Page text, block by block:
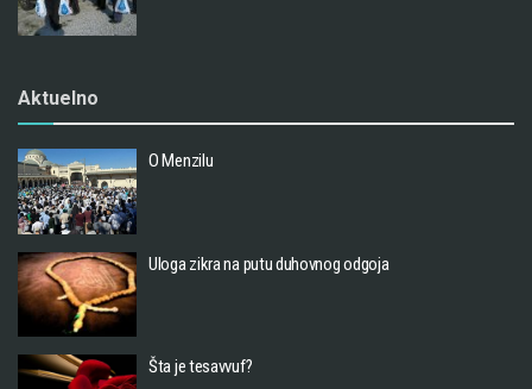
Aktuelno
O Menzilu
Uloga zikra na putu duhovnog odgoja
Šta je tesavvuf?